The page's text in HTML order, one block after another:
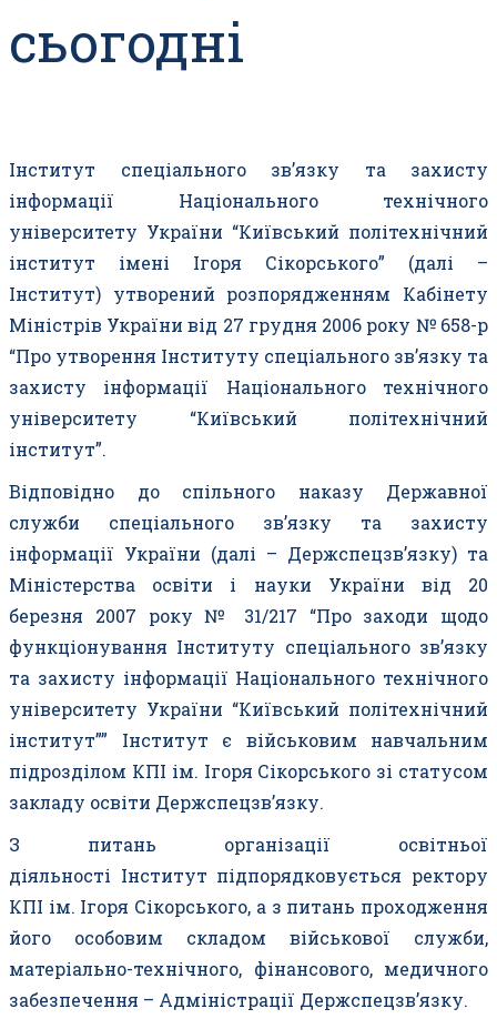
сьогодні
Інститут спеціального зв’язку та захисту
інформації Національного технічного
університету України “Київський політехнічний
інститут імені Ігоря Сікорського” (далі –
Інститут) утворений розпорядженням Кабінету
Міністрів України від 27 грудня 2006 року № 658-р
“Про утворення Інституту спеціального зв’язку та
захисту інформації Національного технічного
університету “Київський політехнічний
інститут”.
Відповідно до спільного наказу Державної
служби спеціального зв’язку та захисту
інформації України (далі – Держспецзв’язку) та
Міністерства освіти і науки України від 20
березня 2007 року № 31/217 “Про заходи щодо
функціонування Інституту спеціального зв’язку
та захисту інформації Національного технічного
університету України “Київський політехнічний
інститут”” Інститут є військовим навчальним
підрозділом КПІ ім. Ігоря Сікорського зі статусом
закладу освіти Держспецзв’язку.
З питань організації освітньої
діяльності Інститут підпорядковується ректору
КПІ ім. Ігоря Сікорського, а з питань проходження
його особовим складом військової служби,
матеріально-технічного, фінансового, медичного
забезпечення – Адміністрації Держспецзв’язку.